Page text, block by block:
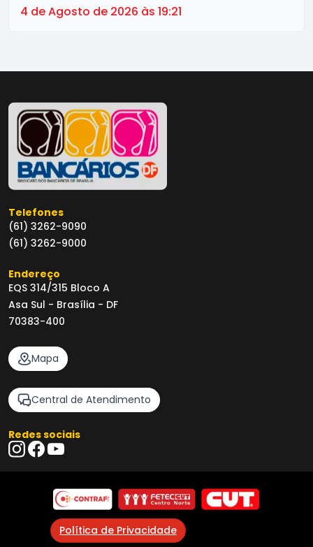
4 de Agosto de 2026 às 19:21
Telefones
(61) 3262-9090
(61) 3262-9000
Endereço
EQS 314/315 Bloco A
Asa Sul - Brasília - DF
70383-400
Mapa
Central de Atendimento
Redes sociais
Política de Privacidade